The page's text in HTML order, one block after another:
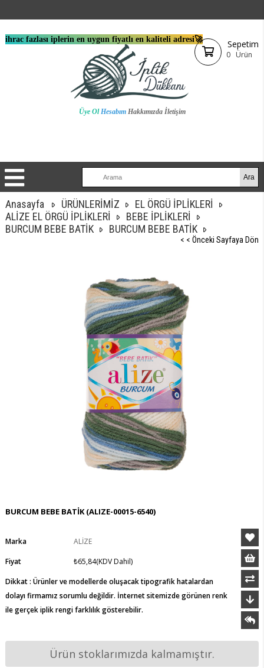
ihrac fazlası iplerin en uygun fiyatlı en kaliteli adresi🚀
Üye Ol Hesabım Hakkımızda İletişim
Sepetim
0 Ürün
Anasayfa ÜRÜNLERİMİZ
EL ÖRGÜ İPLİKLERİ
ALİZE EL ÖRGÜ İPLİKLERİ
BEBE İPLİKLERİ
BURCUM BEBE BATİK
BURCUM BEBE BATİK
< < Önceki Sayfaya Dön
BURCUM BEBE BATİK(ALIZE-00015-6540)
Marka
ALİZE
Fiyat
₺65,84(KDV Dahil)
Dikkat : Ürünler ve modellerde oluşacak tipografik hatalardan
dolayı firmamız sorumlu değildir. İnternet sitemizde görünen renk
ile gerçek iplik rengi farklılık gösterebilir.
Ürün stoklarımızda kalmamıştır.